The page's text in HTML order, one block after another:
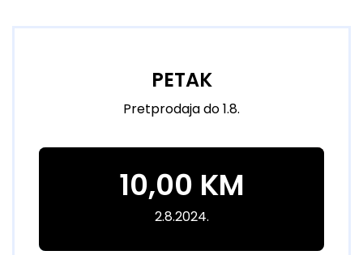
PETAK
Pretprodaja do 1.8.
10,00 KM
2.8.2024.